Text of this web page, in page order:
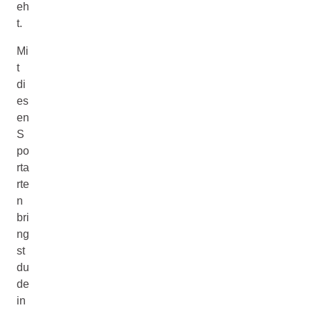
eh
t.
Mi
t
di
es
en
S
po
rta
rte
n
bri
ng
st
du
de
in